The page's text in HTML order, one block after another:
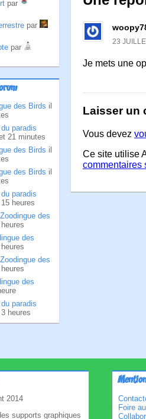
par
par
par
des Birds il
paradis
21 minutes
des Birds il
des Birds il
paradis
heures
des
des
des
des
paradis
heures
23
Je mets une
Laisser un
Vous devez
Ce site utilise
commentaires
2014
supports graphiques
Foire